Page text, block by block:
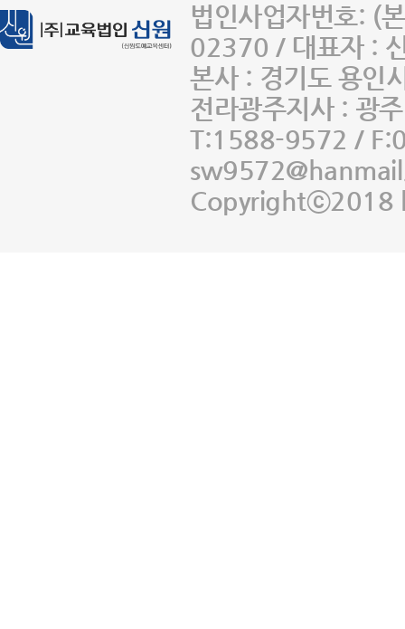
법인사업자번호:
02370 / 대표자 :
본사 : 경기도 용인
전라광주지사 : 광
T:1588-9572 /
Copyrightⓒ2018